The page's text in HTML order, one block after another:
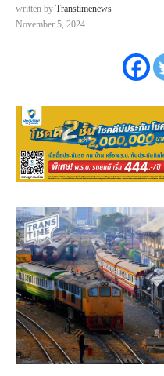
written by Transtimenews
November 5, 2024